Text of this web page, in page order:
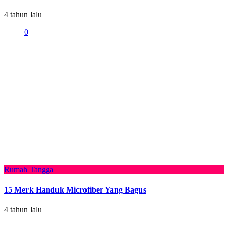
4 tahun lalu
0
Rumah Tangga
15 Merk Handuk Microfiber Yang Bagus
4 tahun lalu